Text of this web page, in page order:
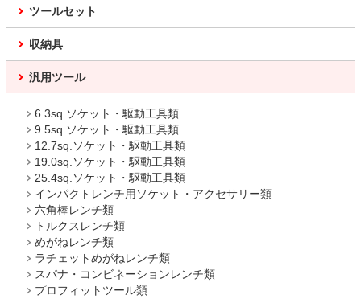
ツールセット
収納具
汎用ツール
6.3sq.ソケット・駆動工具類
9.5sq.ソケット・駆動工具類
12.7sq.ソケット・駆動工具類
19.0sq.ソケット・駆動工具類
25.4sq.ソケット・駆動工具類
インパクトレンチ用ソケット・アクセサリー類
六角棒レンチ類
トルクスレンチ類
めがねレンチ類
ラチェットめがねレンチ類
スパナ・コンビネーションレンチ類
プロフィットツール類